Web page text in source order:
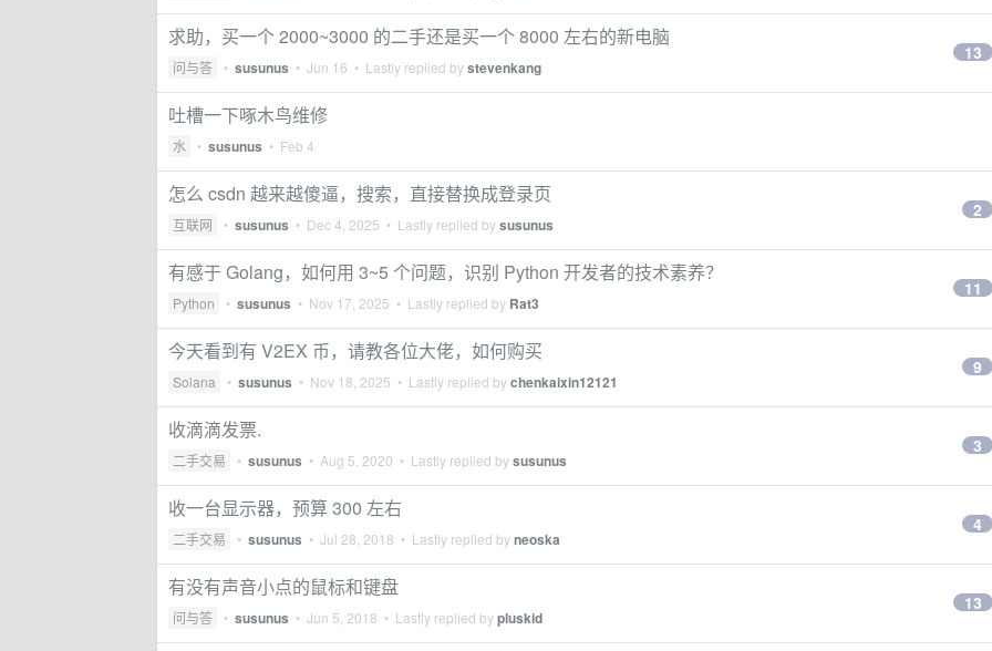
求助，买一个 2000~3000 的二手还是买一个 8000 左右的新电脑
问与答 • susunus • Jun 16 • Lastly replied bystevenkang
13
吐槽一下啄木鸟维修
水 • susunus • Feb 4
怎么 csdn 越来越傻逼，搜索，直接替换成登录页
互联网 • susunus • Dec 4, 2025 • Lastly replied bysusunus
2
有感于 Golang，如何用 3~5 个问题，识别 Python 开发者的技术素养？
Python • susunus • Nov 17, 2025 • Lastly replied by Rat3
11
今天看到有 V2EX 币，请教各位大佬，如何购买
Solana • susunus • Nov 18, 2025 • Lastly replied bychenkaixin12121
9
收滴滴发票.
二手交易 • susunus • Aug 5, 2020 • Lastly replied bysusunus
3
收一台显示器，预算 300 左右
二手交易 • susunus • Jul 28, 2018 • Lastly replied byneoska
4
有没有声音小点的鼠标和键盘
问与答 • susunus • Jun 5, 2018 • Lastly replied bypluskid
13